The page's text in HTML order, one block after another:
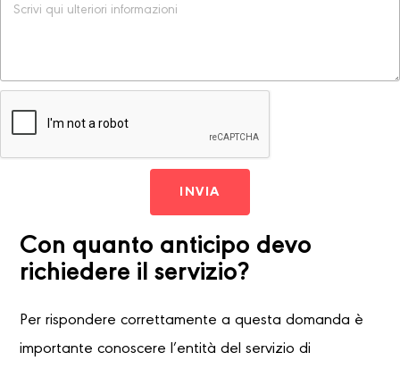
INVIA
Con quanto anticipo devo
richiedere il servizio?
Per rispondere correttamente a questa domanda è
importante conoscere l’entità del servizio di